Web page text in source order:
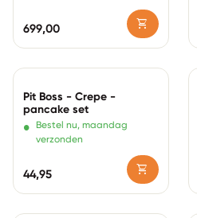
Normale prijs
699,00 shopping_cart
Pit Boss - Crepe -
pancake set
•
Bestel nu, maandag
verzonden
Normale prijs
44,95 shopping_cart